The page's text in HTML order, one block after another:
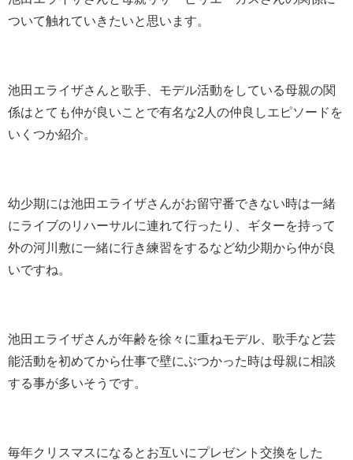
ついて触れていきたいと思います。
池田エライザさんと歌手、モデル活動をしている母親の関
係はとても仲が良いことで有名な2人の仲良しエピソードを
いくつか紹介。
幼少期には池田エライザさんがお留守番できない時は一緒
にライブのリハーサルに連れて行ったり、ギターを持って
外の河川敷に一緒に行き練習をするなど幼少期から仲が良
いですね。
池田エライザさんが年齢を徐々に重ねモデル、歌手など芸
能活動を初めてから仕事で壁にぶつかった時は母親に相談
する事が多いそうです。
毎年クリスマスになるとお互いにプレゼント交換をした